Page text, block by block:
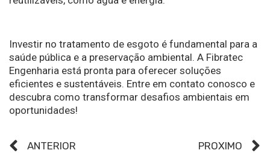
Investir no tratamento de esgoto é fundamental para a
saúde pública e a preservação ambiental. A Fibratec
Engenharia está pronta para oferecer soluções
eficientes e sustentáveis. Entre em contato conosco e
descubra como transformar desafios ambientais em
oportunidades!
ANTERIOR PRÓXIMO